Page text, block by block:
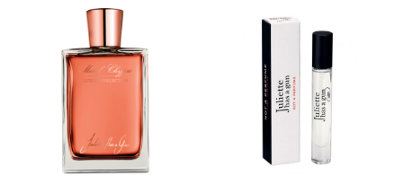
Voeg
aan
verlanglijst
verlanglijst